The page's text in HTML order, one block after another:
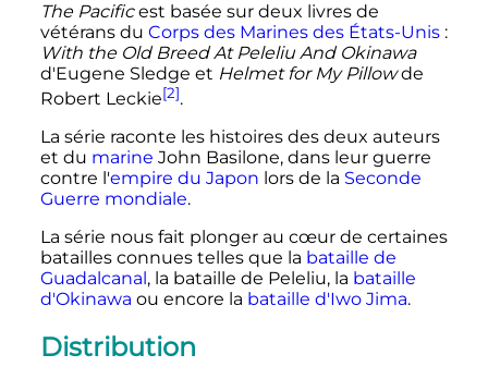
The Pacificest basée sur deux livres de
vétérans du Corps des Marines des États-Unis :
With the Old Breed At Peleliu And Okinawa
d'Eugene Sledge et Helmet for My Pillowde
Robert Leckie[2].
La série raconte les histoires des deux auteurs
et du marine John Basilone, dans leur guerre
contre l'empire du Japon lors de la Seconde
Guerre mondiale.
La série nous fait plonger au cœur de certaines
batailles connues telles que la bataille de
Guadalcanal , la bataille de Peleliu, la bataille
d'Okinawa ou encore la bataille d'Iwo Jima.
Distribution